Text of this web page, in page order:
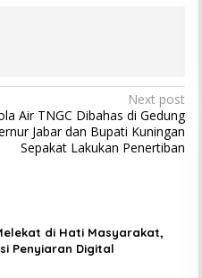
Next post
Air TNGC Dibahas di Gedung
Jabar dan Bupati Kuningan
Sepakat Lakukan Penertiban
di Hati Masyarakat,
Penyiaran Digital
Kuningan Kian Melekat di
Dewas Dorong